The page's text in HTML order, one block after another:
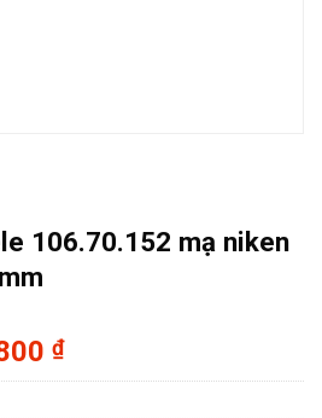
106.70.152 mạ niken
₫Giá
hiện